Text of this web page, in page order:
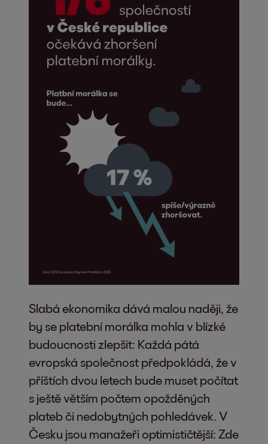
Slabá ekonomika dává malou naději, že
by se platební morálka mohla v blízké
budoucnosti zlepšit: Každá pátá
evropská společnost předpokládá, že v
příštích dvou letech bude muset počítat
s ještě větším počtem opožděných
plateb či nedobytných pohledávek. V
Česku jsou manažeři optimističtější: Zde